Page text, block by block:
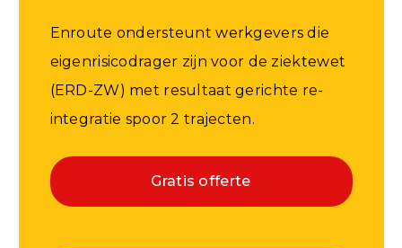
Enroute ondersteunt werkgevers die
eigenrisicodrager zijn voor de ziektewet
(ERD-ZW) met resultaat gerichte re-
integratie spoor 2 trajecten.
Gratis offerte